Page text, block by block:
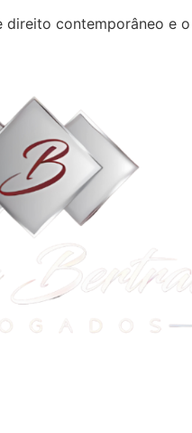
contemporâneo e